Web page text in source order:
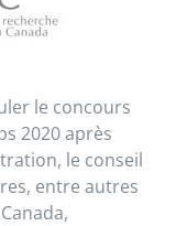
le concours
2020 après
le conseil
entre autres